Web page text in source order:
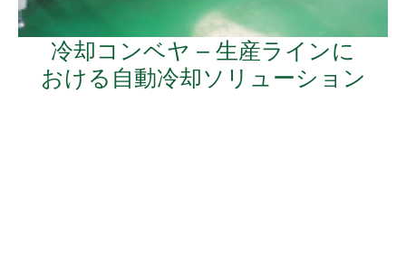
冷却コンベヤ – 生産ラインに
おける自動冷却ソリューション